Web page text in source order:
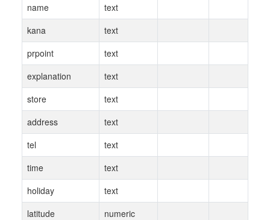
name
text
kana
text
prpoint
text
explanation
text
store
text
address
text
tel
text
time
text
holiday
text
latitude
numeric